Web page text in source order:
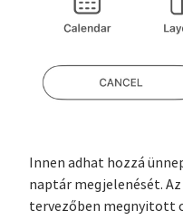
Innen adhat hozzá
naptár megjelenését.
tervezőben megnyitott